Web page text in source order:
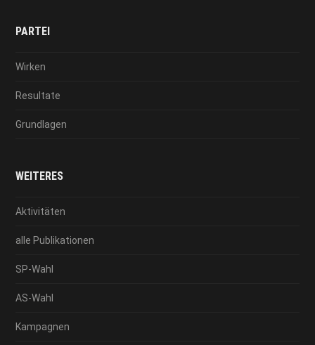
PARTEI
Wirken
Resultate
Grundlagen
WEITERES
Aktivitäten
alle Publikationen
SP-Wahl
AS-Wahl
Kampagnen